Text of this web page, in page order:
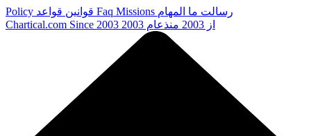
Policy قوانین قواعد Faq Missions رسالت ما المهام
Chartical.com Since 2003 از 2003 منذعام 2003